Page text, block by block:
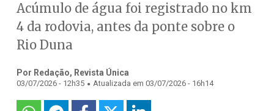
Acúmulo de água foi registrado no km
4 da rodovia, antes da ponte sobre o
Rio Duna
Por Redação, Revista Única
03/07/2026 - 12h35 . Atualizada em 03/07/2026 - 16h14